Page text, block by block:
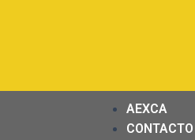
AEXCA
CONTACTO